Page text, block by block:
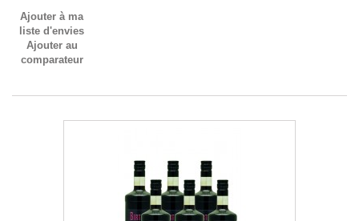
Ajouter à ma
liste d'envies
Ajouter au
comparateur